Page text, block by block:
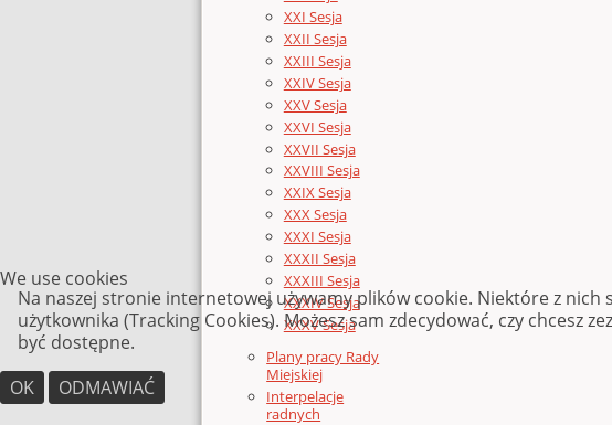
XXI Sesja
XXII Sesja
XXIII Sesja
XXIV Sesja
XXV Sesja
XXVI Sesja
XXVII Sesja
XXVIII Sesja
XXIX Sesja
XXX Sesja
XXXI Sesja
XXXII Sesja
XXXIII Sesja
XXXIV Sesja
XXXV Sesja
Plany pracy Rady
Miejskiej
Interpelacje
radnych
We use cookies
Na naszej stronie internetowej używamy plików cookie. Niektóre z
użytkownika (Tracking Cookies). Możesz sam zdecydować, czy chcesz
być dostępne.
OK
ODMAWIAĆ